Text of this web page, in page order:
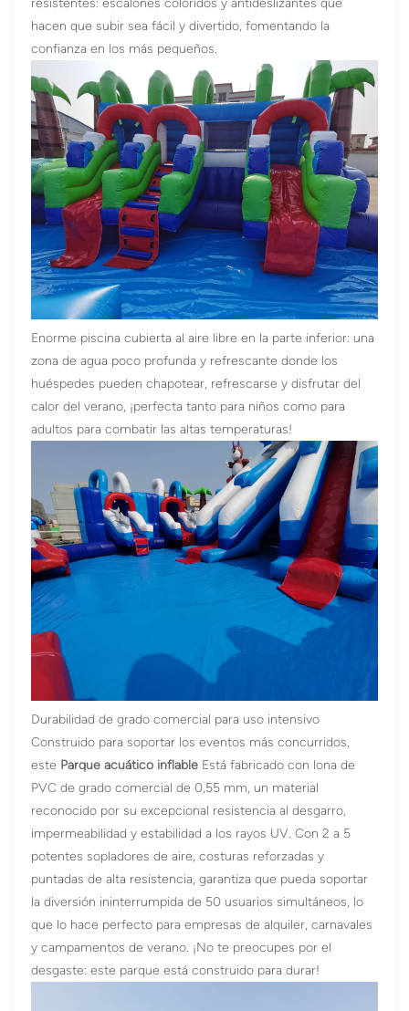
hacen que subir sea fácil y divertido, fomentando la
confianza en los más pequeños.
Enorme piscina cubierta al aire libre en la parte inferior: una
zona de agua poco profunda y refrescante donde los
huéspedes pueden chapotear, refrescarse y disfrutar del
calor del verano, ¡perfecta tanto para niños como para
adultos para combatir las altas temperaturas!
Durabilidad de grado comercial para uso intensivo
Construido para soportar los eventos más concurridos,
este Parque acuático inflable Está fabricado con lona de
PVC de grado comercial de 0,55 mm, un material
reconocido por su excepcional resistencia al desgarro,
impermeabilidad y estabilidad a los rayos UV. Con 2 a 5
potentes sopladores de aire, costuras reforzadas y
puntadas de alta resistencia, garantiza que pueda soportar
la diversión ininterrumpida de 50 usuarios simultáneos, lo
que lo hace perfecto para empresas de alquiler, carnavales
y campamentos de verano. ¡No te preocupes por el
desgaste: este parque está construido para durar!